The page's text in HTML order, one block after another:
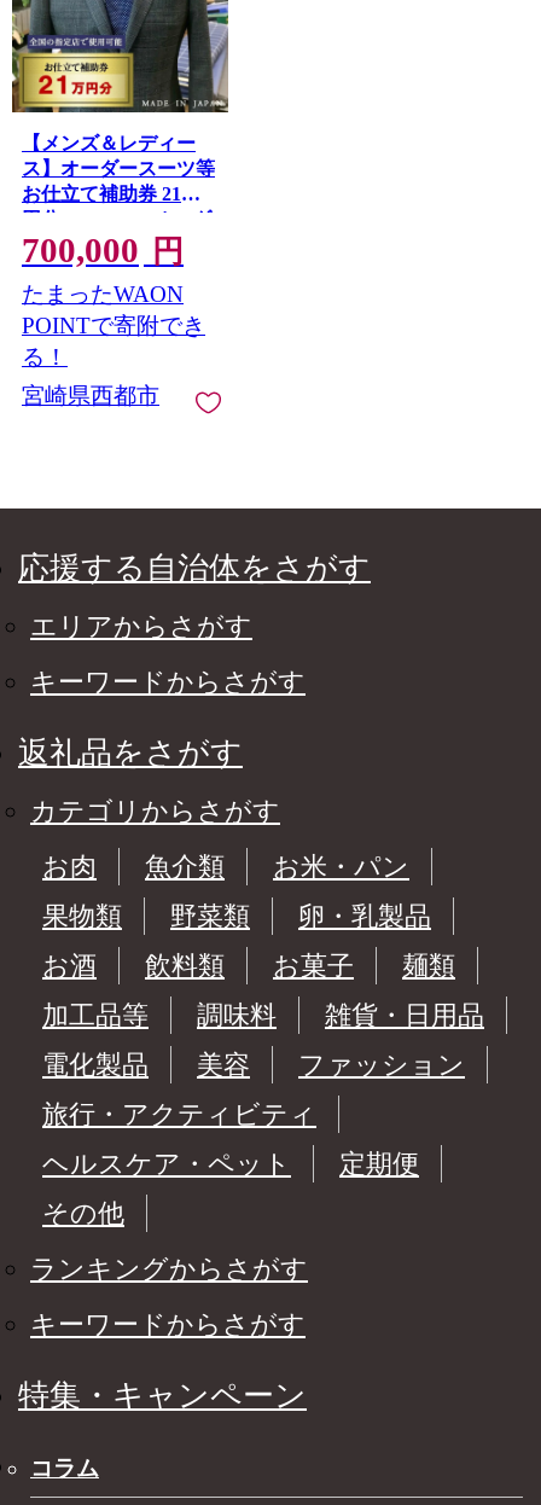
【メンズ＆レディー
ス】オーダースーツ等
お仕立て補助券 21万
円分＜29-15a＞オーダ
ー品 ジャケット ス
ラックス コート ベス
トスカート等
700,000 円
たまったWAON
POINTで寄附でき
る！
宮崎県西都市
応援する自治体をさがす
エリアからさがす
キーワードからさがす
返礼品をさがす
カテゴリからさがす
お肉
魚介類
お米・パン
果物類
野菜類
卵・乳製品
お酒
飲料類 お菓子
麺類
加工品等
調味料
雑貨・日用品
電化製品
美容
ファッション
旅行・アクティビティ
ヘルスケア・ペット
定期便
その他
ランキングからさがす
キーワードからさがす
特集・キャンペーン
コラム